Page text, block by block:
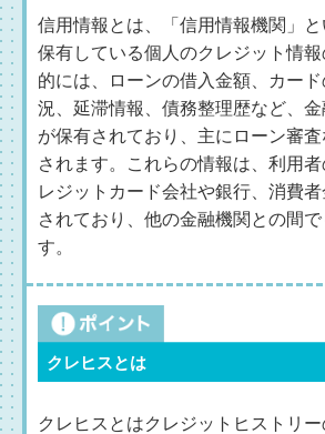
信用情報とは、「信用情報機関」
保有している個人のクレジット情
的には、ローンの借入金額、カー
況、延滞情報、債務整理歴など、
が保有されており、主にローン審
されます。これらの情報は、利用
レジットカード会社や銀行、消費
されており、他の金融機関との間
す。
クレヒスとは
クレヒスとはクレジットヒストリ